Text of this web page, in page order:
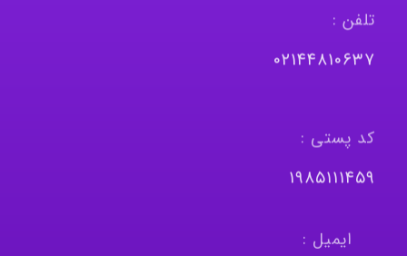
تلفن :
٠٢١٤٤٨١٠٦٣٧
کد پستی :
١٩٨٥١١١٤٥٩
ایمیل :